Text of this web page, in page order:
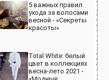
5 важных правил
ухода за волосами
весной - «Секреты
красоты»
Total White: белый
цвет в коллекциях
весна-лето 2021 -